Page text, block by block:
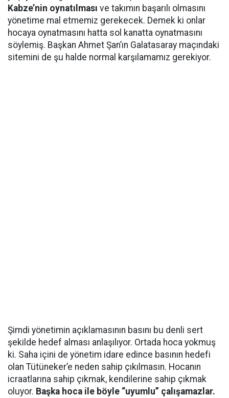
Kabze’nin oynatılması ve takımın başarılı olmasını
yönetime mal etmemiz gerekecek. Demek ki onlar
hocaya oynatmasını hatta sol kanatta oynatmasını
söylemiş. Başkan Ahmet Şan’ın Galatasaray maçındaki
sitemini de şu halde normal karşılamamız gerekiyor.
Şimdi yönetimin açıklamasının basını bu denli sert
şekilde hedef alması anlaşılıyor. Ortada hoca yokmuş
ki. Saha içini de yönetim idare edince basının hedefi
olan Tütüneker’e neden sahip çıkılmasın. Hocanın
icraatlarına sahip çıkmak, kendilerine sahip çıkmak
oluyor. Başka hoca ile böyle “uyumlu” çalışamazlar.